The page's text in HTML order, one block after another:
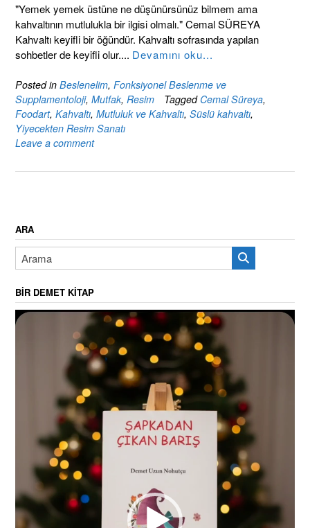
"Yemek yemek üstüne ne düşünürsünüz bilmem ama
kahvaltının mutlulukla bir ilgisi olmalı." Cemal SÜREYA
Kahvaltı keyifli bir öğündür. Kahvaltı sofrasında yapılan
sohbetler de keyifli olur.... Devamını oku...
Posted in Beslenelim, Fonksiyonel Beslenme ve
Supplamentoloji, Mutfak, Resim Tagged Cemal Süreya,
Foodart, Kahvaltı, Mutluluk ve Kahvaltı, Süslü kahvaltı,
Yiyecekten Resim Sanatı
Leave a comment
ARA
BIR DEMET KITAP
Video